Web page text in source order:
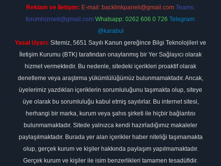
Reklam ve İletişim: E-mail: backlinkpaneli@gmail.com Teams:
forumhizmeti@gmail.com Whatsapp: 0262 606 0 726 Telegram:
@karabul
Yasal Uyarı: Sitemiz, 5651 Sayılı Kanun gereğince Bilgi Teknolojileri ve
İletişim Kurumu (BTK) tarafından onaylanmış bir Yer Sağlayıcı olarak
hizmet vermektedir. Bu nedenle, sitedeki içerikleri proaktif olarak
denetleme veya araştırma yükümlülüğümüz bulunmamaktadır. Ancak,
üyelerimiz yazdıkları içeriklerin sorumluluğunu taşımakta olup, siteye
üye olarak bu sorumluluğu kabul etmiş sayılırlar. Bu internet sitesi,
herhangi bir marka, kurum veya şahıs şirketi ile hiçbir bağlantısı
bulunmamaktadır. Sitede yalnızca kendi hazırladığımız makaleler
paylaşılmaktadır. Burada yer alan içerikler haber niteliği taşımamakta
olup, gerçek kurum ve kişiler hakkında paylaşım yapılmamaktadır.
Gerçek kurum ve kişiler ile isim benzerlikleri tamamen tesadüfidir.